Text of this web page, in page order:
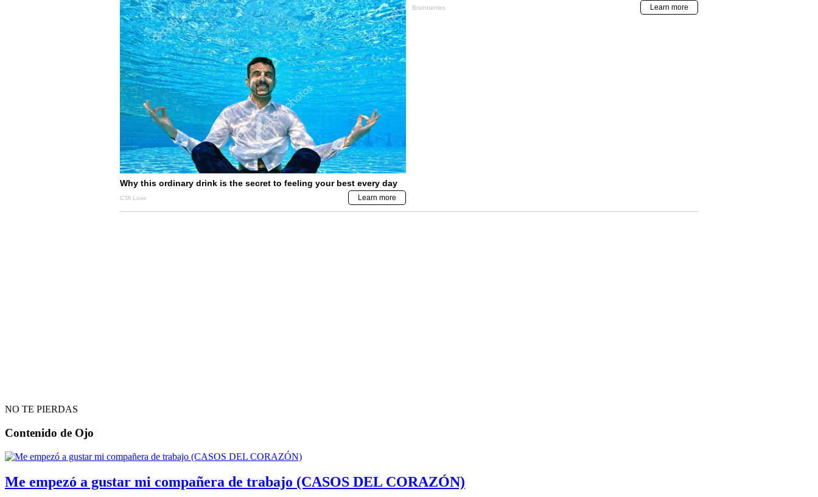
NO TE PIERDAS
Contenido de Ojo
Me empezó a gustar mi compañera de trabajo (CASOS DEL CORAZÓN)